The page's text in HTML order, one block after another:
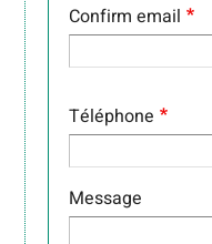
Confirm email
Téléphone
Message